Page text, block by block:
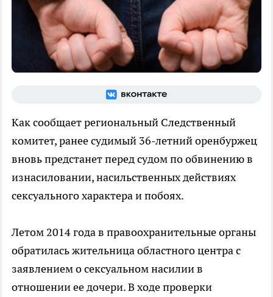
Как сообщает региональный Следственный
комитет, ранее судимый 36-летний оренбуржец
вновь предстанет перед судом по обвинению в
изнасиловании, насильственных действиях
сексуального характера и побоях.
Летом 2014 года в правоохранительные органы
обратилась жительница областного центра с
заявлением о сексуальном насилии в
отношении ее дочери. В ходе проверки